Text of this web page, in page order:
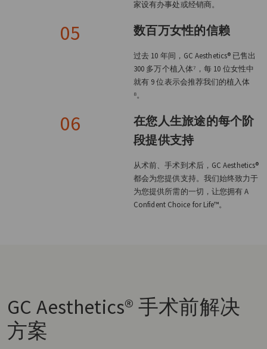
家设有办事处或经销商。
05 数百万女性的信赖
过去 10 年间，GC Aesthetics® 已售出
300 多万个植入体⁷，每 10 位女性中
就有 9 位表示会推荐我们的植入体
⁸。
06
在您人生旅途的每个阶
段提供支持
从术前、手术到术后，GC Aesthetics®
都会为您提供支持。我们始终致力于
为您提供所需的一切，让您拥有 A
Confident Choice for Life™。
GC Aesthetics® 手术前解决
方案